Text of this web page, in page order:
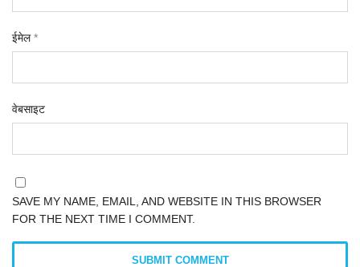
ईमेल*
वेबसाइट
SAVE MY NAME, EMAIL, AND WEBSITE IN THIS BROWSER
FOR THE NEXT TIME I COMMENT.